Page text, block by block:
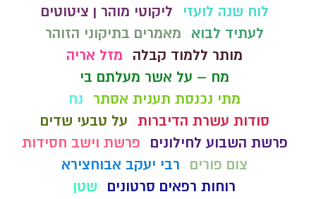
לוח שנה לועזי
ליקוטי מוהר ן ציטוטים
לעתיד לבוא
מאמרים בתיקוני הזוהר
מותר ללמוד קבלה
מזל אריה
מח – על אשר מעלתם בי
מתי נכנסת תענית אסתר
נח
סודות עשרת הדיברות על טבעי שדים
פרשת השבוע לחילונים
פרשת וישב חסידות
צום פורים
רבי יעקב אבוחצירא
רוחות רפאים סרטונים
שטן